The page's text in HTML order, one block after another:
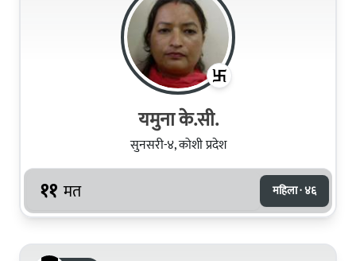
यमुना के.सी.
सुनसरी-४, कोशी प्रदेश
११ मत महिला · ४६